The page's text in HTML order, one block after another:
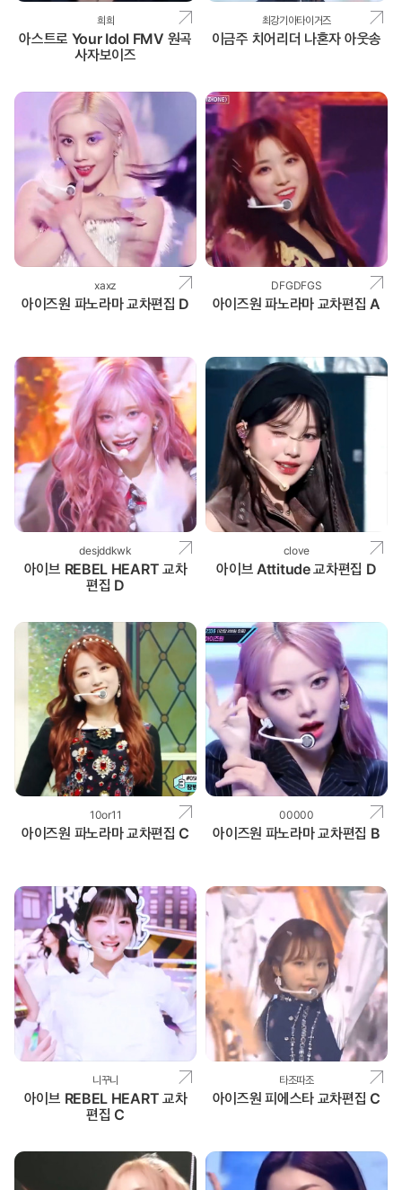
희희
아스트로 Your Idol FMV 원곡
사자보이즈
최강기아타이거즈
이금주 치어리더 나혼자 아웃송
xaxz
아이즈원 파노라마 교차편집 D
DFGDFGS
아이즈원 파노라마 교차편집 A
desjddkwk
아이브 REBEL HEART 교차
편집 D
clove
아이브 Attitude 교차편집 D
10or11
아이즈원 파노라마 교차편집 C
00000
아이즈원 파노라마 교차편집 B
니꾸니
아이브 REBEL HEART 교차
편집 C
타조따조
아이즈원 피에스타 교차편집 C